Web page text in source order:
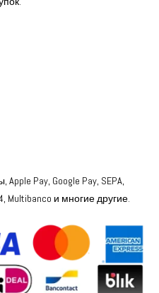
Pay, Google Pay, SEPA,
Multibanco и многие другие.